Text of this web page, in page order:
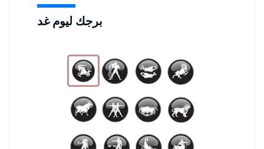
برجك ليوم غد